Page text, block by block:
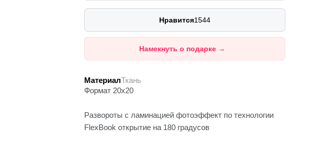
Нравится1544
Намекнуть о подарке →
МатериалТкань
Формат 20х20
Развороты с ламинацией фотоэффект по технологии
FlexBook открытие на 180 градусов